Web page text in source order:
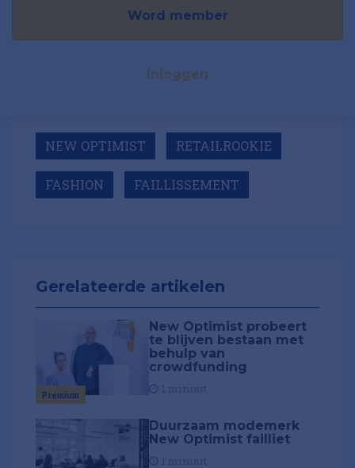
Word member
Inloggen
NEW OPTIMIST RETAILROOKIE
FASHION FAILLISSEMENT
Gerelateerde artikelen
Premium
New Optimist probeert
te blijven bestaan met
behulp van
crowdfunding
Duurzaam modemerk
New Optimist failliet